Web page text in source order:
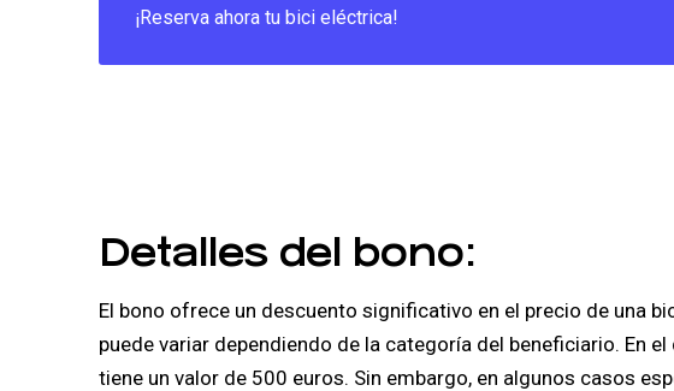
¡Reserva ahora tu bici eléctrica!
Detalles del bono:
El bono ofrece un descuento significativo en el precio de una
puede variar dependiendo de la categoría del beneficiario. En
tiene un valor de 500 euros. Sin embargo, en algunos casos